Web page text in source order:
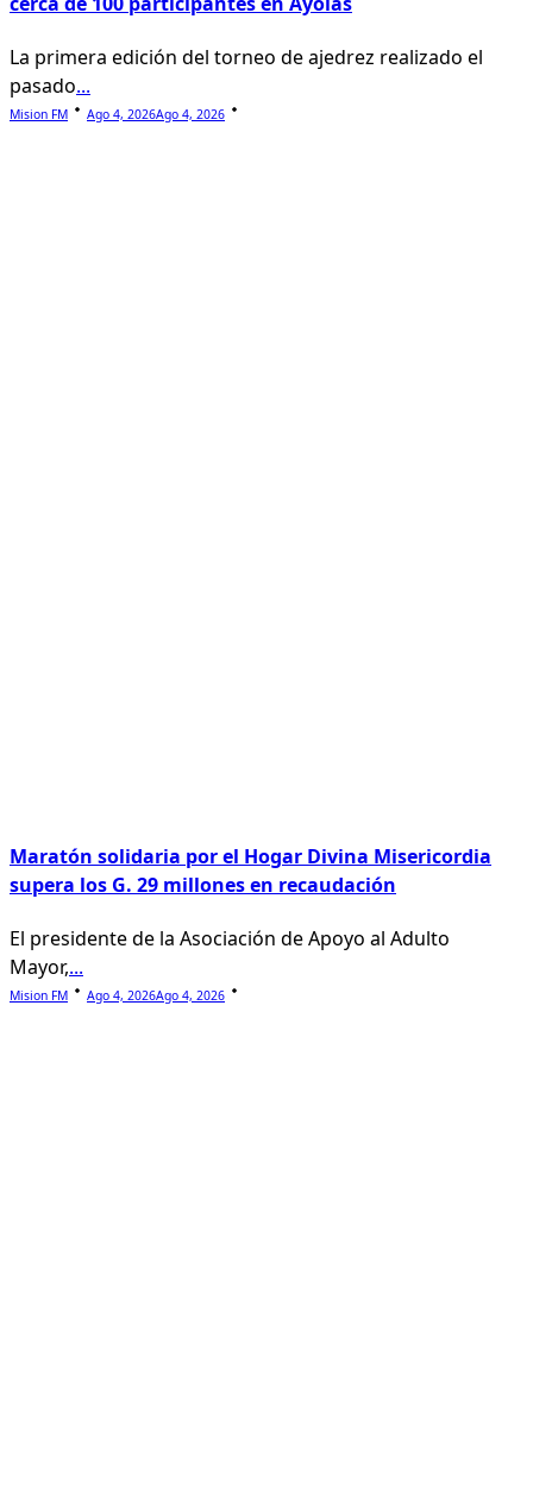
La primera edición del torneo de ajedrez realizado el
pasado...
Mision FM Ago 4, 2026Ago 4, 2026
Maratón solidaria por el Hogar Divina Misericordia
supera los G. 29 millones en recaudación
El presidente de la Asociación de Apoyo al Adulto
Mayor,...
Mision FM Ago 4, 2026Ago 4, 2026